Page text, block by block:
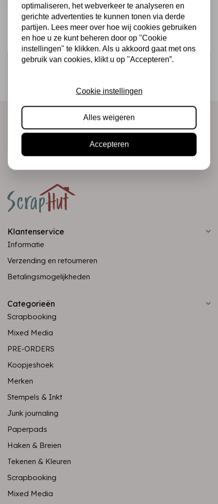
Schrijf je in voor de nieuwsbrief
direct in je mailbox!
Abonneer
Klantenservice
Informatie
Verzending en retourneren
Betalingsmogelijkheden
Categorieën
Scrapbooking
Mixed Media
PRE-ORDERS
Koopjeshoek
Merken
Stempels & Inkt
Junk journaling
Paperpads
Haken & Breien
Tekenen & Kleuren
Scrapbooking
Mixed Media
optimaliseren, het webverkeer te analyseren en
gerichte advertenties te kunnen tonen via derde
partijen. Lees meer over hoe wij cookies gebruiken
en hoe u ze kunt beheren door op "Cookie
instellingen" te klikken. Als u akkoord gaat met ons
gebruik van cookies, klikt u op "Accepteren”.
Cookie instellingen
Alles weigeren
Accepteren